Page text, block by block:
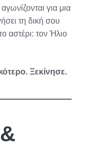
για μια
τη δική σου
αστέρι: τον Ήλιο
Ξεκίνησε.